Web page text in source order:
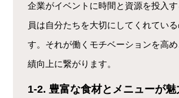
企業がイベントに時間と資源を投入
員は自分たちを大切にしてくれてい
す。それが働くモチベーションを高
績向上に繋がります。
1-2. 豊富な食材とメニューが魅